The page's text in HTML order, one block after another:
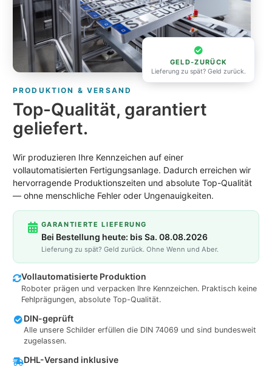
GELD-ZURÜCK
Lieferung zu spät? Geld zurück.
PRODUKTION & VERSAND
Top-Qualität, garantiert
geliefert.
Wir produzieren Ihre Kennzeichen auf einer
vollautomatisierten Fertigungsanlage. Dadurch erreichen wir
hervorragende Produktionszeiten und absolute Top-Qualität
— ohne menschliche Fehler oder Ungenauigkeiten.
GARANTIERTE LIEFERUNG
Bei Bestellung heute: bis Sa. 08.08.2026
Lieferung zu spät? Geld zurück. Ohne Wenn und Aber.
Vollautomatisierte Produktion
Roboter prägen und verpacken Ihre Kennzeichen. Praktisch keine
Fehlprägungen, absolute Top-Qualität.
DIN-geprüft
Alle unsere Schilder erfüllen die DIN 74069 und sind bundesweit
zugelassen.
DHL-Versand inklusive